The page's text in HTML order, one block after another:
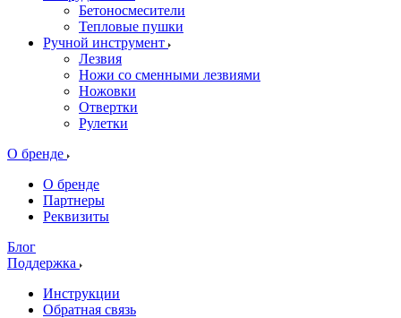
Бетоносмесители
Тепловые пушки
Ручной инструмент
Лезвия
Ножи со сменными лезвиями
Ножовки
Отвертки
Рулетки
О бренде
О бренде
Партнеры
Реквизиты
Блог
Поддержка
Инструкции
Обратная связь